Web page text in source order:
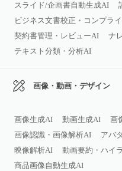
スライド/企画書自動生成AI
ビジネス文書校正・コンプラ
契約書管理・レビューAI
ナ
テキスト分類・分析AI
画像・動画・デザイン
画像生成AI 動画生成AI
画
画像認識・画像解析AI
アバ
映像解析AI
動画要約・ハイ
商品画像自動生成AI